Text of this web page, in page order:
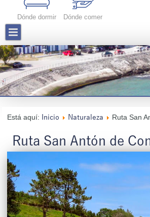
Dónde dormir Dónde comer
Está aquí: Inicio Naturaleza Ruta San
Ruta San Antón de